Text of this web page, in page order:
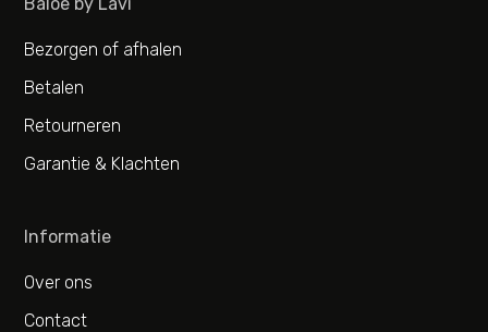
Bezorgen of afhalen
Betalen
Retourneren
Garantie & Klachten
Informatie
Over ons
Contact